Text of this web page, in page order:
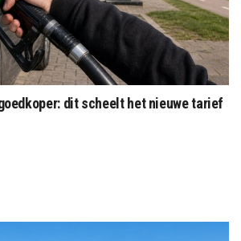
dit scheelt het nieuwe tarief